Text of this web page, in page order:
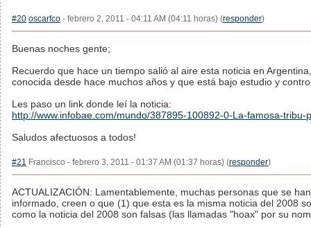
#20 oscarfco - febrero 2, 2011 - 04:11 AM (04:11 horas) (responder)
Buenas noches gente;
Recuerdo que hace un tiempo salió al aire esta noticia en
conocida desde hace muchos años y que está bajo estudio y
Les paso un link donde leí la noticia:
http://www.infobae.com/mundo/387895-100892-0-La-famosa-
Saludos afectuosos a todos!
#21 Francisco - febrero 3, 2011 - 01:37 AM (01:37 horas) (responder)
ACTUALIZACIÓN: Lamentablemente, muchas personas que se
informado, creen o que (1) que esta es la misma noticia del 2008
como la noticia del 2008 son falsas (las llamadas "hoax" por su